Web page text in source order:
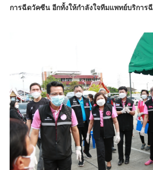
การฉีดวัคซีน อีกทั้งให้กำลังใจทีมแพทย์บริการ